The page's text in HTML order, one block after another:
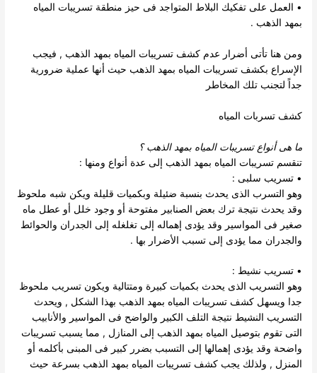
• العمل على تفكيك البلاط المتواجد فى حيز منطقة تسريبات المياه
بمهد الذهب .
ومن هنا تأتى أضرار عدم كشف تسريبات المياه بمهد الذهب , فيجب
الإسراع بكشف تسريبات المياه بمهد الذهب حيث أنها عملية ضرورية
جداً لتجنب تلك المخاطر
كشف تسربات المياه
ما هى أنواع تسريبات المياه بمهد الذهب؟
تنقسمتسريبات المياه بمهد الذهب إلى عدة أنواع ومنها :
• تسريب سلبى :
وهو التسرب الذى يحدث بنسبة ضئيلة وبكميات قليلة ويكن شبه ملحوظ
وقد يحدث نتيجة ترك بعض الصنابير مفتوحة أو وجود خلل أو عطل ماه
صغير فى المواسير وقد يؤدى إهماله إلى تغلغله إلى الجدران والحوائط
والجدران مما يؤدى إلى تسبب الأضرار بها .
• تسريب نشيط :
وهو التسريب الذى يحدث بكميات كبيرة ومتتالية ويكون تسريب ملحوظ
جدا ويسهل كشف تسريبات المياه بمهد الذهب بهذا الشكل , ويحدث
التسريب النشيط نتيجة التلف الكبير والواضح فى المواسير والأنابيب
التى تقوم بتوصيل المياه بمهد الذهب إلى المنازل , مما يسبب تسريبات
واضحة وقد يؤدى إهمالها إلى التسبب بضرر كبير فى المبنى بأكلمه أو
المنزل , ولذلك يجب كشف تسريبات المياه بمهد الذهب بسرعة حيث